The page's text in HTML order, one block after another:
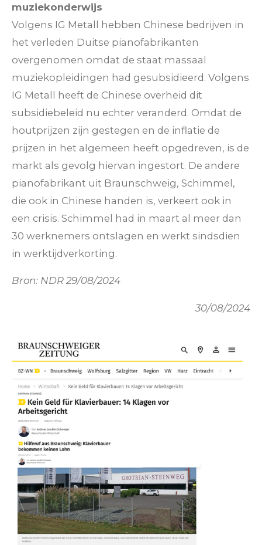
muziekonderwijs
Volgens IG Metall hebben Chinese bedrijven in
het verleden Duitse pianofabrikanten
overgenomen omdat de staat massaal
muziekopleidingen had gesubsidieerd. Volgens
IG Metall heeft de Chinese overheid dit
subsidiebeleid nu echter veranderd. Omdat de
houtprijzen zijn gestegen en de inflatie de
prijzen in het algemeen heeft opgedreven, is de
markt als gevolg hiervan ingestort. De andere
pianofabrikant uit Braunschweig, Schimmel,
die ook in Chinese handen is, verkeert ook in
een crisis. Schimmel had in maart al meer dan
30 werknemers ontslagen en werkt sindsdien
in werktijdverkorting.
Bron: NDR 29/08/2024
30/08/2024